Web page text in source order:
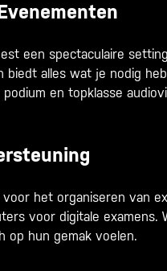
een spectaculaire
biedt alles wat je nodig
en topklasse
het organiseren van
voor digitale
op hun gemak voelen.